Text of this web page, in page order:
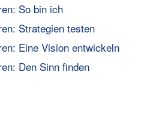
So bin ich
Strategien testen
Eine Vision entwickeln
Den Sinn finden